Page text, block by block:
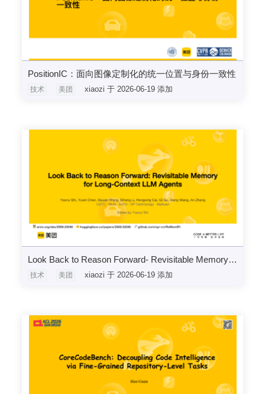
PositionIC：⾯向图像定制化的统⼀位置与身份⼀致性
技术 美团 xiaozi 于 2026-06-19 添加
Look Back to Reason Forward- Revisitable Memory for Long-Context LLM Agents
技术 美团 xiaozi 于 2026-06-19 添加